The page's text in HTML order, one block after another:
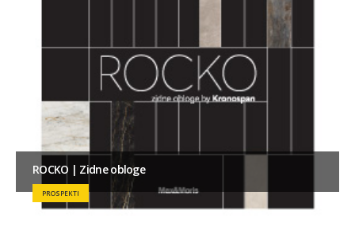
ROCKO | Zidne obloge
PROSPEKTI